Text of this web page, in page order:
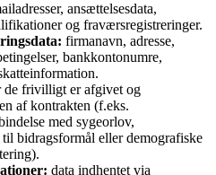
ansættelsesdata,
og fraværsregistreringer.
firmanavn, adresse,
bankkontonumre,
de frivilligt er afgivet og
af kontrakten (f.eks.
med sygeorlov,
bidragsformål eller demografiske
data indhentet via